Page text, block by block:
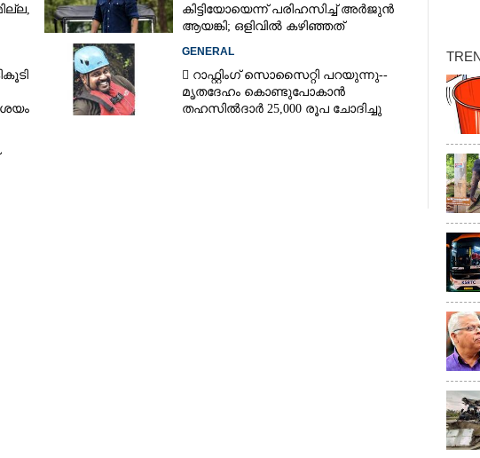
കിട്ടിയോയെന്ന് പരിഹസിച്ച് അർജുൻ
ആയങ്കി; ഒളിവിൽ കഴിഞ്ഞത്
GENERAL
 റാഫ്റ്റിംഗ് സൊസൈറ്റി പറയുന്നു--
മൃതദേഹം കൊണ്ടുപോകാൻ
തഹസിൽദാർ 25,000 രൂപ ചോദിച്ചു